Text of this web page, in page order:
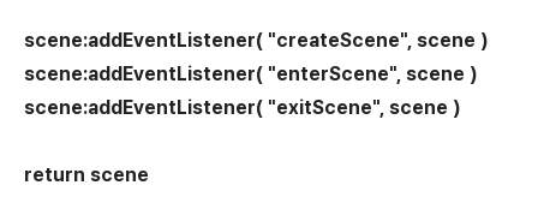
scene:addEventListener( "createScene", scene )
scene:addEventListener( "enterScene", scene )
scene:addEventListener( "exitScene", scene )
return scene